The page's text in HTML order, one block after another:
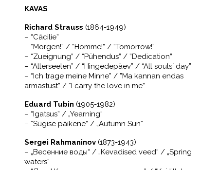
KAVAS
Richard Strauss (1864-1949)
– “Cäcilie”
– “Morgen!” / “Homme!” / “Tomorrow!”
– “Zueignung” / “Pühendus” / ”Dedication”
– “Allerseelen” / “Hingedepäev” / “All souls´ day”
– “Ich trage meine Minne” / ”Ma kannan endas
armastust” / “I carry the love in me”
Eduard Tubin (1905-1982)
– “Igatsus” / „Yearning“
– “Sügise päikene” / „Autumn Sun“
Sergei Rahmaninov (1873-1943)
– „Весенние воды“ / „Kevadised veed“ / „Spring
waters“